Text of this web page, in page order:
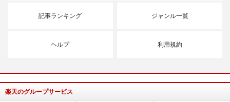
記事ランキング ジャンル一覧
ヘルプ 利用規約
楽天のグループサービス